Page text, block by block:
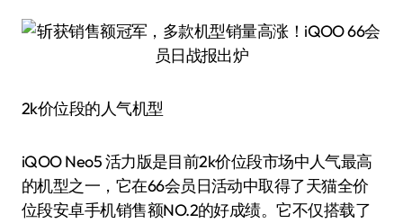
2k价位段的人气机型
iQOO Neo5 活力版是目前2k价位段市场中人气最高
的机型之一，它在66会员日活动中取得了天猫全价
位段安卓手机销售额NO.2的好成绩。它不仅搭载了